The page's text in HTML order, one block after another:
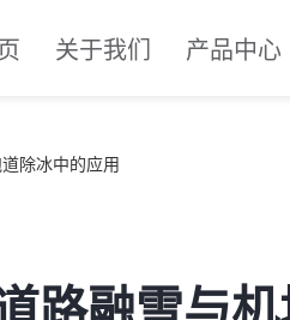
关于我们 产品中心
除冰中的应用
路融雪与